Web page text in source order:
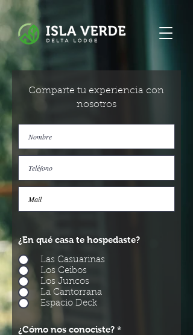
Comparte tu experiencia con
nosotros
¿En qué casa te hospedaste?
Las Casuarinas
Los Ceibos
Los Juncos
La Cantorrana
Espacio Deck
¿Cómo nos conociste? *